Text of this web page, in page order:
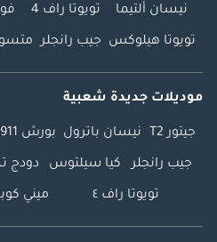
نيسان ألتيما تويوتا راف 4
تويوتا هيلوكس جيب رانجلر
موديلات جديدة شعبية
جيتور T2 نيسان باترول بورش 911
جيب رانجلر كيا سيلتوس دودج
تويوتا راف ٤ ميني